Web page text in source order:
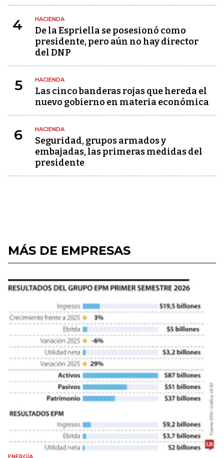
4 HACIENDA
De la Espriella se posesionó como
presidente, pero aún no hay director
del DNP
5 HACIENDA
Las cinco banderas rojas que hereda el
nuevo gobierno en materia económica
6 HACIENDA
Seguridad, grupos armados y
embajadas, las primeras medidas del
presidente
MÁS DE EMPRESAS
ENERGÍA